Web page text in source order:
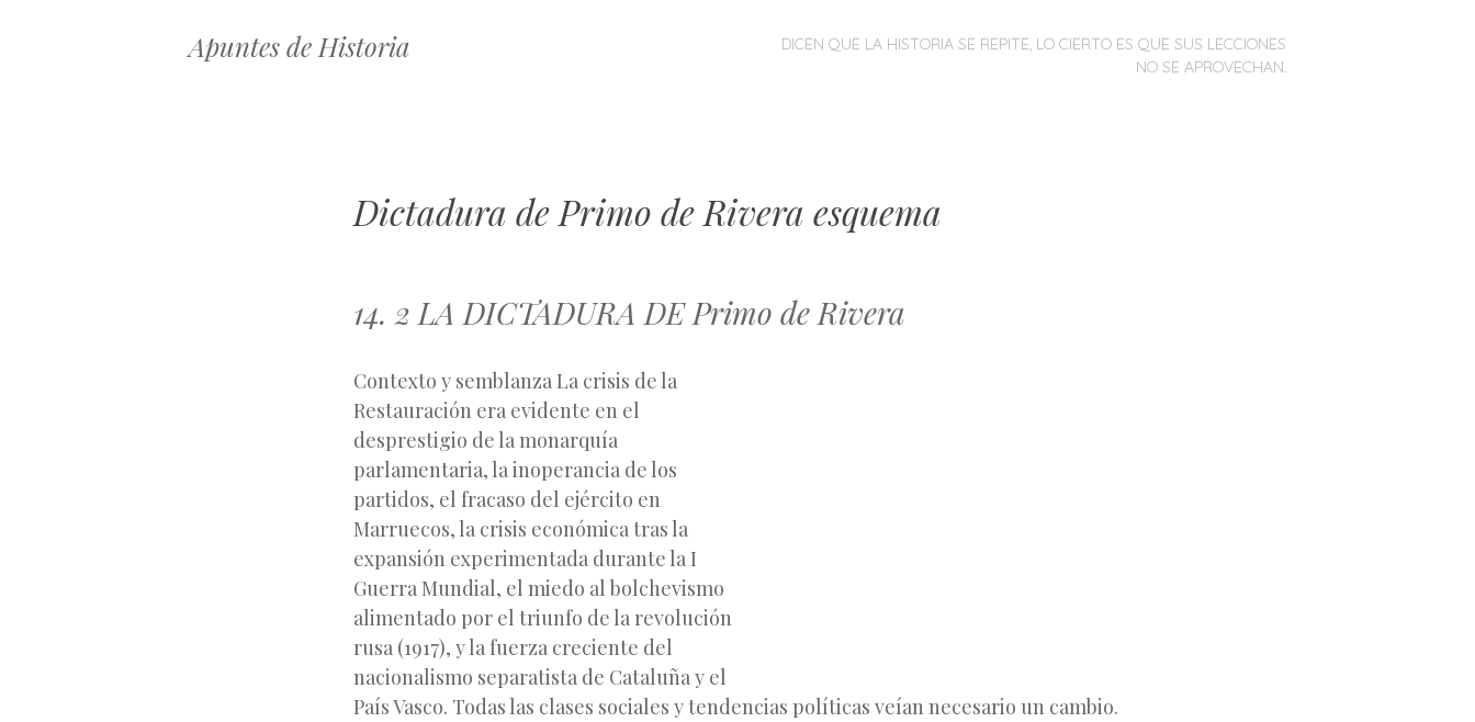
Apuntes de Historia MENÚ
SALTARDICEN QUE LA HISTORIA SE REPITE, LO CIERTO ES QUE SUS LECCIONES
NO SE APROVECHAN.
Dictadura de Primo de Rivera esquema
14. 2 LA DICTADURA DE Primo de Rivera
Contexto y semblanza La crisis de la
Restauración era evidente en el
desprestigio de la monarquía
parlamentaria, la inoperancia de los
partidos, el fracaso del ejército en
Marruecos, la crisis económica tras la
expansión experimentada durante la I
Guerra Mundial, el miedo al bolchevismo
alimentado por el triunfo de la revolución
rusa (1917), y la fuerza creciente del
nacionalismo separatista de Cataluña y el
País Vasco. Todas las clases sociales y tendencias políticas veían necesario un cambio.